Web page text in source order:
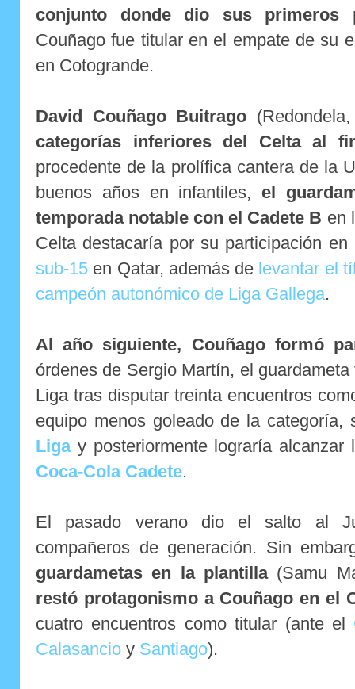
conjunto donde dio sus primeros
Couñago fue titular en el empate de su
en Cotogrande.
David Couñago Buitrago
categorías inferiores del Celta al
procedente de la prolífica cantera de la
buenos años en infantiles, el
temporada notable con el Cadete B en
Celta destacaría por su participación
sub-15 en Qatar, además de levantar el
campeón autonómico de Liga Gallega.
Al año siguiente, Couñago formó
órdenes de Sergio Martín, el
Liga tras disputar treinta encuentros
equipo menos goleado de la categoría,
Ligay posteriormente lograría
Coca-Cola Cadete.
El pasado verano dio el salto al
compañeros de generación. Sin
guardametas en la plantilla(Samu
restó protagonismo a Couñago en el
cuatro encuentros como titular (ante el
Calasancio y Santiago).